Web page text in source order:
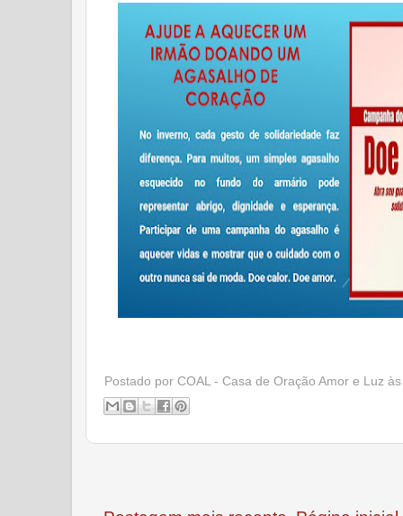
Postado por COAL - Casa de Oração Amor e Luz